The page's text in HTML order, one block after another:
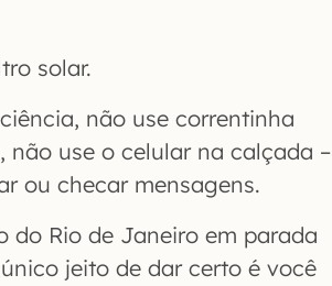
solar.
não use correntinha
não use o celular na calçada –
ou checar mensagens.
do Rio de Janeiro em parada
jeito de dar certo é você